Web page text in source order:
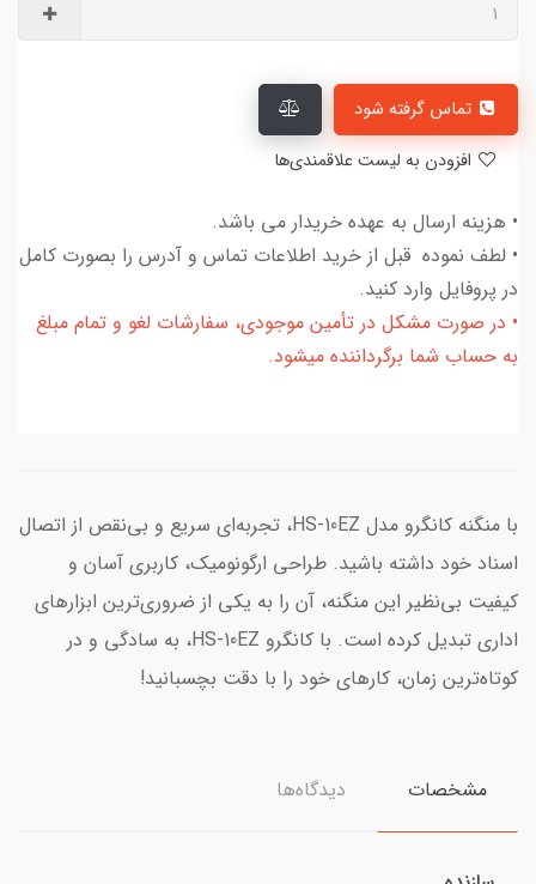
تماس گرفته شود
• هزینه ارسال به عهده خریدار می باشد.
• لطف نموده قبل از خرید اطلاعات تماس و آدرس را بصورت کامل
در پروفایل وارد کنید.
• در صورت مشکل در تأمین موجودی، سفارشات لغو و تمام مبلغ
به حساب شما برگرداننده میشود.
با منگنه کانگرو مدل HS-10EZ، تجربه‌ای سریع و بی‌نقص از اتصال
اسناد خود داشته باشید. طراحی ارگونومیک، کاربری آسان و
کیفیت بی‌نظیر این منگنه، آن را به یکی از ضروری‌ترین ابزارهای
اداری تبدیل کرده است. با کانگرو HS-10EZ، به سادگی و در
کوتاه‌ترین زمان، کارهای خود را با دقت بچسبانید!
مشخصات دیدگاه‌ها